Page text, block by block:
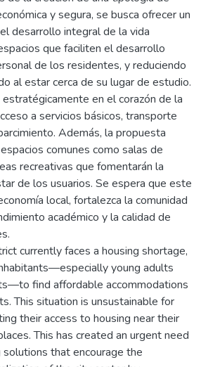
y segura, se busca ofrecer un
desarrollo integral de la vida
que faciliten el desarrollo
de los residentes, y reduciendo
al estar cerca de su lugar de estudio.
en el corazón de la
a servicios básicos, transporte
Además, la propuesta
comunes como salas de
recreativas que fomentarán la
de los usuarios. Se espera que este
local, fortalezca la comunidad
académico y la calidad de
currently faces a housing shortage,
young adults
find affordable accommodations
This situation is unsustainable for
their access to housing near their
This has created an urgent need
that encourage the